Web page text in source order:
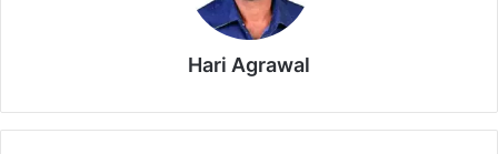
Hari Agrawal